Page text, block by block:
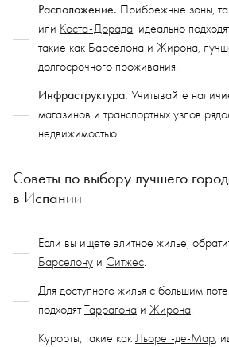
Расположение. Прибрежные зоны,
или Коста-Дорада, идеально
такие как Барселона и Жирона,
долгосрочного проживания.
Инфраструктура. Учитывайте
магазинов и транспортных узлов
недвижимостью.
Советы по выбору лучшего
в Испании
Если вы ищете элитное жилье,
Барселону и Ситжес.
Для доступного жилья с большим
подходятТаррагона и Жирона.
Курорты, такие как Льорет-де-Мар,